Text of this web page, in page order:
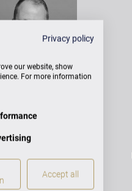
STOCKER
Privacy policy
our website, show
For more information
Accept all